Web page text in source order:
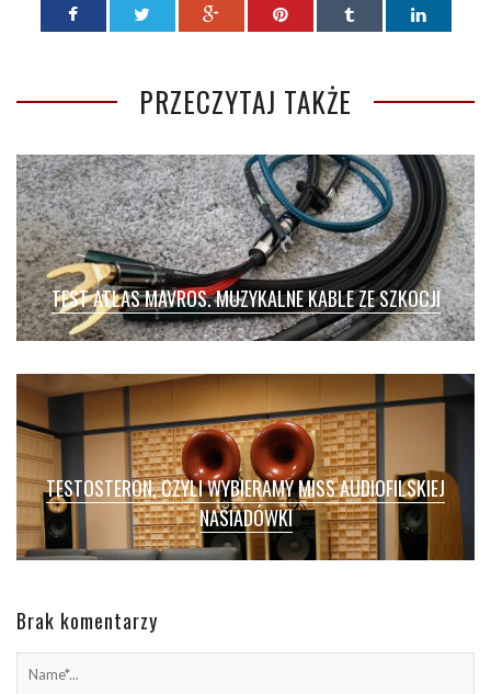
PRZECZYTAJ TAKŻE
TEST ATLAS MAVROS. MUZYKALNE KABLE ZE SZKOCJI
TESTOSTERON, CZYLI WYBIERAMY MISS AUDIOFILSKIEJ
NASIADÓWKI
Brak komentarzy